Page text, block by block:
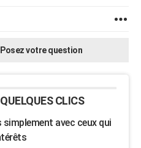
Posez votre question
CLICS
avec ceux qui